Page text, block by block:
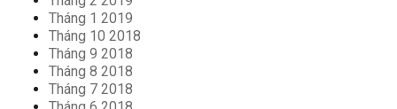
Tháng 1 2019
Tháng 10 2018
Tháng 9 2018
Tháng 8 2018
Tháng 7 2018